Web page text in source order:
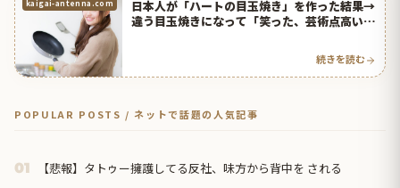
kaigai-antenna.com
日本人が「ハートの目玉焼き」を作った結果→
違う目玉焼きになって「笑った、芸術点高い」
続きを読む
POPULAR POSTS / ネットで話題の人気記事
01 【悲報】タトゥー擁護してる反社、味方から背中を される